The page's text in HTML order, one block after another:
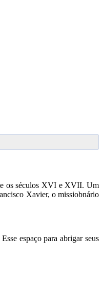
os séculos XVI e XVII. Um
Xavier, o missiobnário
espaço para abrigar seus